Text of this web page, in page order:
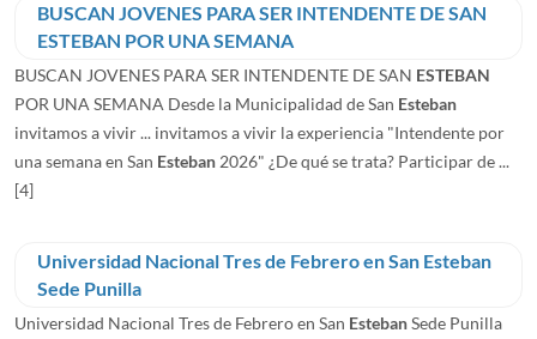
BUSCAN JOVENES PARA SER INTENDENTE DE SAN
ESTEBAN POR UNA SEMANA
BUSCAN JOVENES PARA SER INTENDENTE DE SAN ESTEBAN
POR UNA SEMANA Desde la Municipalidad de San Esteban
invitamos a vivir ... invitamos a vivir la experiencia "Intendente por
una semana en San Esteban 2026" ¿De qué se trata? Participar de ...
[4]
Universidad Nacional Tres de Febrero en San Esteban
Sede Punilla
Universidad Nacional Tres de Febrero en San EstebanSede Punilla